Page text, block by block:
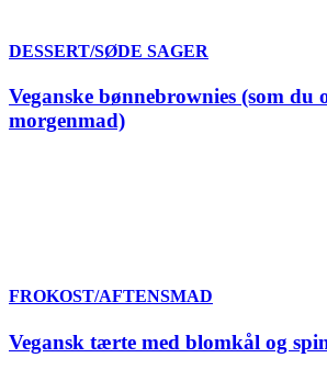
DESSERT/SØDE SAGER
Veganske bønnebrownies (som du
morgenmad)
FROKOST/AFTENSMAD
Vegansk tærte med blomkål og